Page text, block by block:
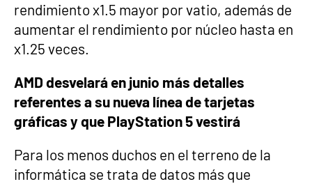
rendimiento x1.5 mayor por vatio, además de
aumentar el rendimiento por núcleo hasta en
x1.25 veces.
AMD desvelará en junio más detalles
referentes a su nueva línea de tarjetas
gráficas y que PlayStation 5 vestirá
Para los menos duchos en el terreno de la
informática se trata de datos más que